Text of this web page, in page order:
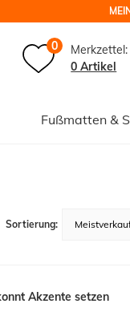
0
Merkzettel:
0 Artikel
Fußmatten &
Akzente setzen